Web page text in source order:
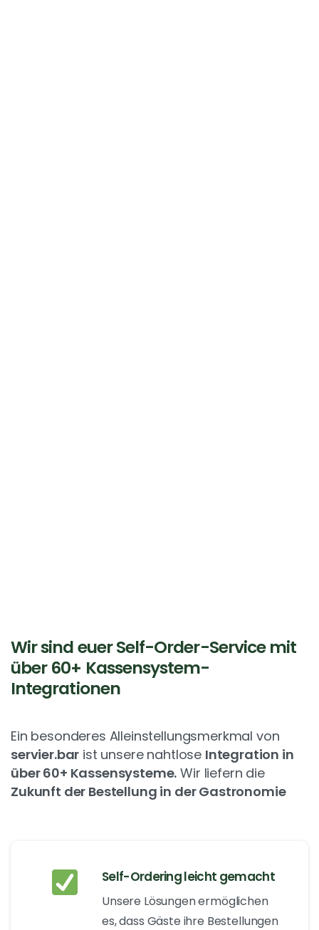
Wir sind euer Self-Order-Service mit
über 60+ Kassensystem-
Integrationen
Ein besonderes Alleinstellungsmerkmal von
servier.bar ist unsere nahtlose Integration in
über 60+ Kassensysteme. Wir liefern die
Zukunft der Bestellung in der Gastronomie
Self-Ordering leicht gemacht
Unsere Lösungen ermöglichen
es, dass Gäste ihre Bestellungen